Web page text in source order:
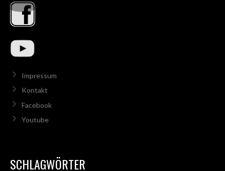
Impressum
Kontakt
Facebook
Youtube
SCHLAGWÖRTER